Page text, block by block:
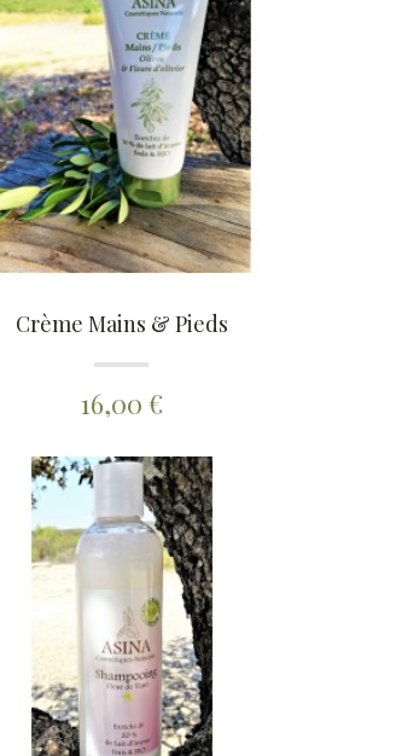
Crème Mains & Pieds
16,00 €